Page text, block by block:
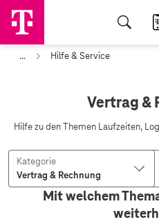
... Hilfe & Service
Vertrag &
Hilfe zu den Themen Laufzeiten,
Kategorie
Mit welchem